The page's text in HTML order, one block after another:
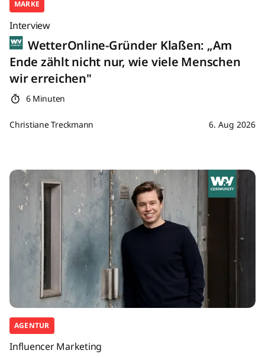
MARKE
Interview
WetterOnline-Gründer Klaßen: „Am
Ende zählt nicht nur, wie viele Menschen
wir erreichen"
6 Minuten
Christiane Treckmann 6. Aug 2026
AGENTUR
Influencer Marketing